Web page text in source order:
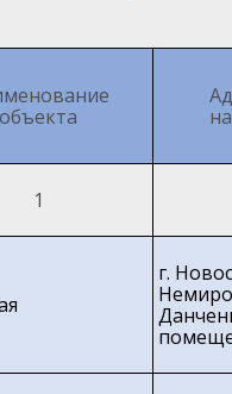
объекта
1
г.